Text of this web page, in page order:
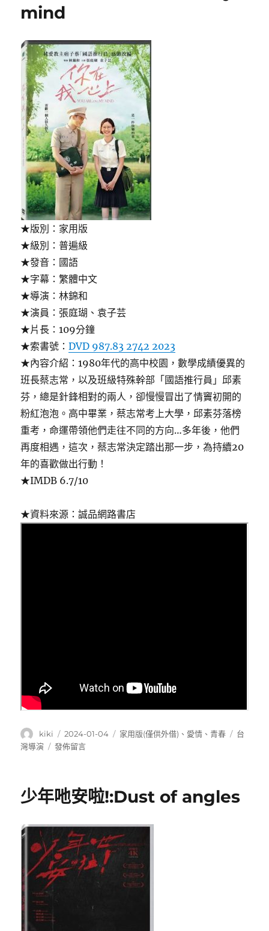
mind
★版別：家用版
★級別：普遍級
★發音：國語
★字幕：繁體中文
★導演：林錦和
★演員：張庭瑚、袁子芸
★片長：109分鐘
★索書號：DVD 987.83 2742 2023
★內容介紹：1980年代的高中校園，數學成績優異的
班長蔡志常，以及班級特殊幹部「國語推行員」邱素
芬，總是針鋒相對的兩人，卻慢慢冒出了情竇初開的
粉紅泡泡。高中畢業，蔡志常考上大學，邱素芬落榜
重考，命運帶領他們走往不同的方向…多年後，他們
再度相遇，這次，蔡志常決定踏出那一步，為持續20
年的喜歡做出行動！
★IMDB 6.7/10
★資料來源：誠品網路書店
作
者
kiki
發
佈
2024-01-04
分
家用版(僅供外借) 、 愛情 、青春
標
台
灣導演
在
心
my
mind〉
發佈留言
少年吔安啦!:Dust of angles